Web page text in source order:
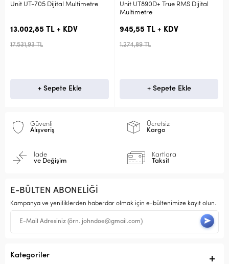
Dijital Multimetre
TL + KDV
+ Sepete Ekle
Unit UT890D+ True RMS Dijital
945,55 TL + KDV
+ Sepete Ekle
Unit UT-
Güvenli
Alışveriş
Ücretsiz
Kargo
İade
ve Değişim
Kartlara
Taksit
E-BÜLTEN ABONELİĞİ
Kampanya ve yeniliklerden haberdar olmak için e-bültenimize kayıt olun.
Kategoriler